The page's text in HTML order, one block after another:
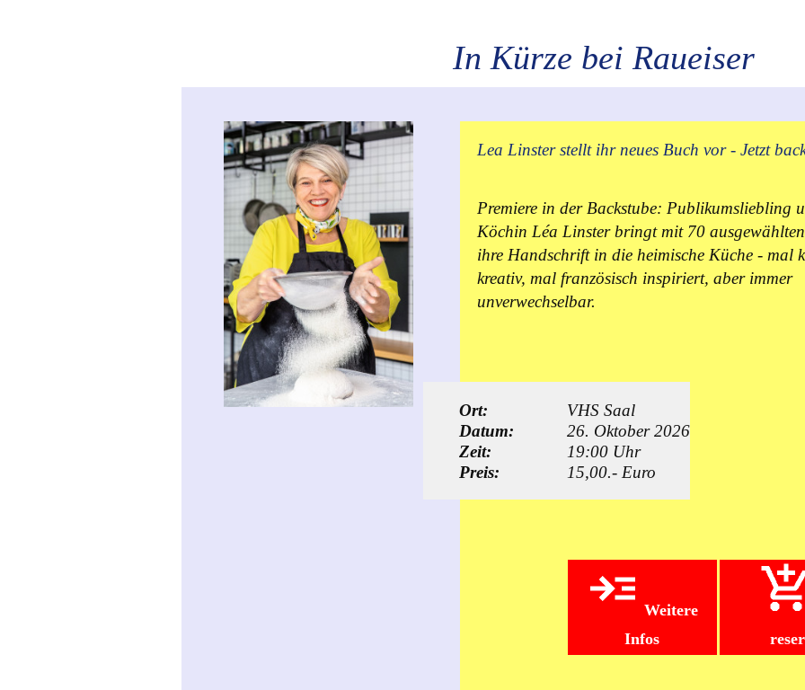
In Kürze bei Raueiser
Lea Linster stellt ihr neues Buch vor - Jetzt
Premiere in der Backstube: Publikumsliebling
Köchin Léa Linster bringt mit 70 ausgewählten
ihre Handschrift in die heimische Küche - mal
kreativ, mal französisch inspiriert, aber immer
unverwechselbar.
Ort:
Datum:
Zeit:
Preis:
VHS Saal
26. Oktober 2026
19:00 Uhr
15,00.- Euro
Weitere
Infos